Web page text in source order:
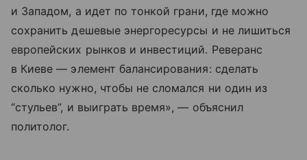
и Западом, а идет по тонкой грани, где можно
сохранить дешевые энергоресурсы и не лишиться
европейских рынков и инвестиций. Реверанс
в Киеве — элемент балансирования: сделать
сколько нужно, чтобы не сломался ни один из
“стульев”, и выиграть время», — объяснил
политолог.